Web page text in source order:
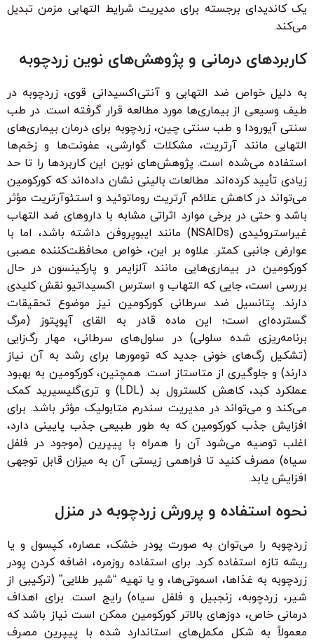
یک کاندیدای برجسته برای مدیریت شرایط التهابی مزمن تبدیل
می‌کند.
کاربردهای درمانی و پژوهش‌های نوین زردچوبه
به دلیل خواص ضد التهابی و آنتی‌اکسیدانی قوی، زردچوبه در
طیف وسیعی از بیماری‌ها مورد مطالعه قرار گرفته است. در طب
سنتی آیورودا و طب سنتی چین، زردچوبه برای درمان بیماری‌های
التهابی مانند آرتریت، مشکلات گوارشی، عفونت‌ها و زخم‌ها
استفاده می‌شده است. پژوهش‌های نوین این کاربردها را تا حد
زیادی تأیید کرده‌اند. مطالعات بالینی نشان داده‌اند که کورکومین
می‌تواند در کاهش علائم آرتریت روماتوئید و استئوآرتریت مؤثر
باشد و حتی در برخی موارد اثراتی مشابه با داروهای ضد التهاب
غیراستروئیدی (NSAIDs) مانند ایبوپروفن داشته باشد، اما با
عوارض جانبی کمتر. علاوه بر این، خواص محافظت‌کننده عصبی
کورکومین در بیماری‌هایی مانند آلزایمر و پارکینسون در حال
بررسی است، جایی که التهاب و استرس اکسیداتیو نقش کلیدی
دارند. پتانسیل ضد سرطانی کورکومین نیز موضوع تحقیقات
گسترده‌ای است؛ این ماده قادر به القای آپوپتوز (مرگ
برنامه‌ریزی شده سلولی) در سلول‌های سرطانی، مهار رگ‌زایی
(تشکیل رگ‌های خونی جدید که تومورها برای رشد به آن نیاز
دارند) و جلوگیری از متاستاز است. همچنین، کورکومین به بهبود
عملکرد کبد، کاهش کلسترول بد (LDL) و تری‌گلیسیرید کمک
می‌کند و می‌تواند در مدیریت سندرم متابولیک مؤثر باشد. برای
افزایش جذب کورکومین که به طور طبیعی جذب پایینی دارد،
اغلب توصیه می‌شود آن را همراه با پیپرین (موجود در فلفل
سیاه) مصرف کنید تا فراهمی زیستی آن به میزان قابل توجهی
افزایش یابد.
نحوه استفاده و پرورش زردچوبه در منزل
زردچوبه را می‌توان به صورت پودر خشک، عصاره، کپسول و یا
ریشه تازه استفاده کرد. برای استفاده روزمره، اضافه کردن پودر
زردچوبه به غذاها، اسموتی‌ها، و یا تهیه “شیر طلایی” (ترکیبی از
شیر، زردچوبه، زنجبیل و فلفل سیاه) رایج است. برای اهداف
درمانی خاص، دوزهای بالاتر کورکومین ممکن است نیاز باشد که
معمولاً به شکل مکمل‌های استاندارد شده با پیپرین مصرف